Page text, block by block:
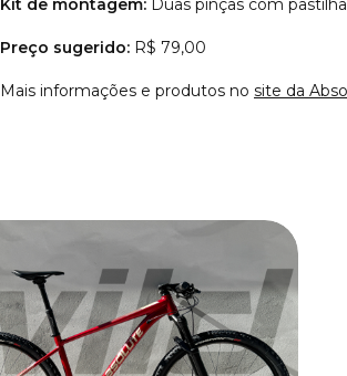
Kit de montagem: Duas pinças com
Preço sugerido: R$ 79,00
Mais informações e produtos no site da